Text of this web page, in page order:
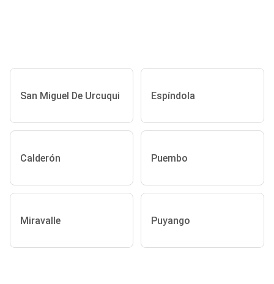
San Miguel De Urcuqui Espíndola
Calderón Puembo
Miravalle Puyango